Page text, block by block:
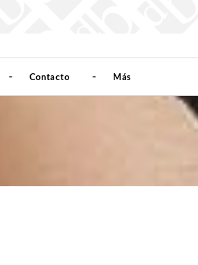
Contacto Más